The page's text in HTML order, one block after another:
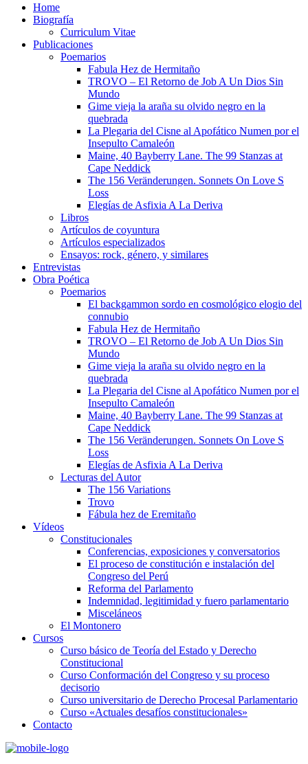
Home
Biografía
Curriculum Vitae​
Publicaciones
Poemarios
Fabula Hez de Hermitaño
TROVO – El Retorno de Job A Un Dios Sin
Mundo
Gime vieja la araña su olvido negro en la
quebrada
La Plegaria del Cisne al Apofático Numen por el
Insepulto Camaleón
Maine, 40 Bayberry Lane. The 99 Stanzas at
Cape Neddick
The 156 Veränderungen. Sonnets On Love S
Loss
Elegías de Asfixia A La Deriva
Libros
Artículos de coyuntura
Artículos especializados
Ensayos: rock, género, y similares
Entrevistas
Obra Poética
Poemarios
El backgammon sordo en cosmológico elogio del
connubio
Fabula Hez de Hermitaño
TROVO – El Retorno de Job A Un Dios Sin
Mundo
Gime vieja la araña su olvido negro en la
quebrada
La Plegaria del Cisne al Apofático Numen por el
Insepulto Camaleón
Maine, 40 Bayberry Lane. The 99 Stanzas at
Cape Neddick
The 156 Veränderungen. Sonnets On Love S
Loss
Elegías de Asfixia A La Deriva
Lecturas del Autor
The 156 Variations
Trovo
Fábula hez de Eremitaño
Vídeos
Constitucionales
Conferencias, exposiciones y conversatorios
El proceso de constitución e instalación del
Congreso del Perú
Reforma del Parlamento
Indemnidad, legitimidad y fuero parlamentario
Misceláneos
El Montonero
Cursos
Curso básico de Teoría del Estado y Derecho
Constitucional
Curso Conformación del Congreso y su proceso
decisorio
Curso universitario de Derecho Procesal Parlamentario
Curso «Actuales desafíos constitucionales»
Contacto